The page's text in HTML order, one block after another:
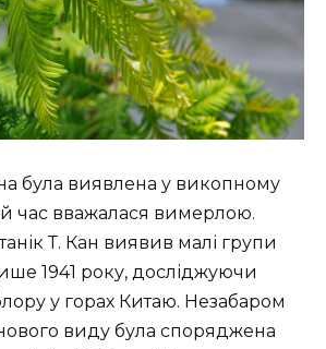
була виявлена у викопному
час вважалася вимерлою.
Т. Кан виявив малі групи
1941 року, досліджуючи
у горах Китаю. Незабаром
виду була споряджена